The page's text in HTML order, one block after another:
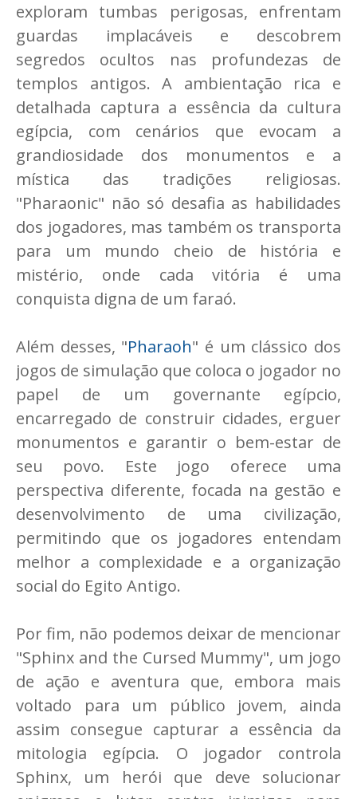
exploram tumbas perigosas, enfrentam
guardas implacáveis e descobrem
segredos ocultos nas profundezas de
templos antigos. A ambientação rica e
detalhada captura a essência da cultura
egípcia, com cenários que evocam a
grandiosidade dos monumentos e a
mística das tradições religiosas.
"Pharaonic" não só desafia as habilidades
dos jogadores, mas também os transporta
para um mundo cheio de história e
mistério, onde cada vitória é uma
conquista digna de um faraó.
Além desses, "Pharaoh" é um clássico dos
jogos de simulação que coloca o jogador no
papel de um governante egípcio,
encarregado de construir cidades, erguer
monumentos e garantir o bem-estar de
seu povo. Este jogo oferece uma
perspectiva diferente, focada na gestão e
desenvolvimento de uma civilização,
permitindo que os jogadores entendam
melhor a complexidade e a organização
social do Egito Antigo.
Por fim, não podemos deixar de mencionar
"Sphinx and the Cursed Mummy", um jogo
de ação e aventura que, embora mais
voltado para um público jovem, ainda
assim consegue capturar a essência da
mitologia egípcia. O jogador controla
Sphinx, um herói que deve solucionar